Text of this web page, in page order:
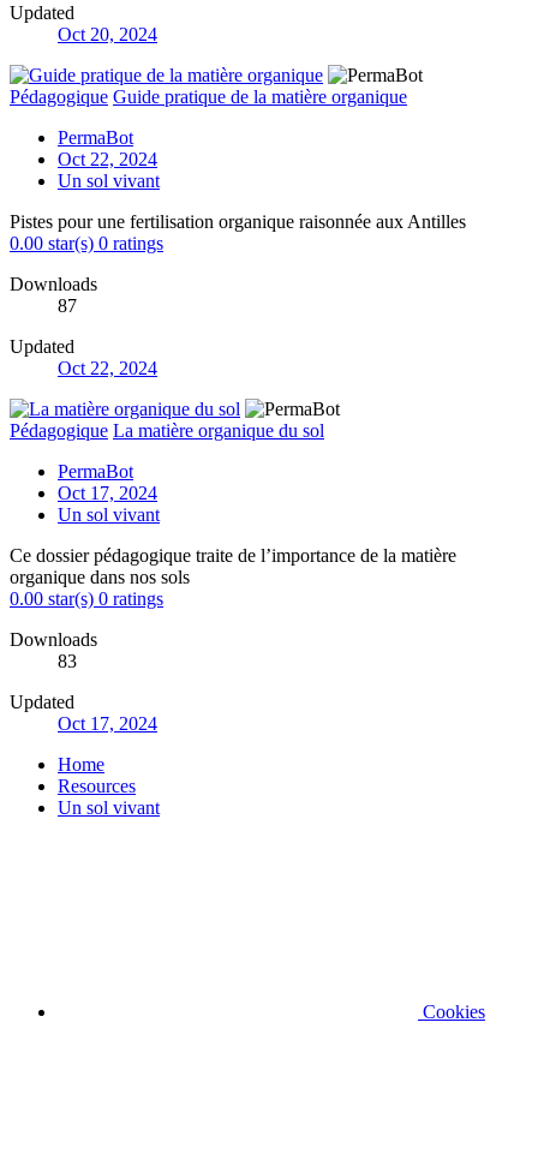
Updated
Oct 20, 2024
Pédagogique Guide pratique de la matière organique
PermaBot
Oct 22, 2024
Un sol vivant
Pistes pour une fertilisation organique raisonnée aux Antilles
0.00 star(s) 0 ratings
Downloads
87
Updated
Oct 22, 2024
Pédagogique La matière organique du sol
PermaBot
Oct 17, 2024
Un sol vivant
Ce dossier pédagogique traite de l’importance de la matière
organique dans nos sols
0.00 star(s) 0 ratings
Downloads
83
Updated
Oct 17, 2024
Home
Resources
Un sol vivant
Cookies